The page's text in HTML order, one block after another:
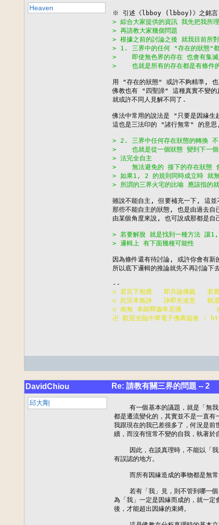
Heaven
> 綜合大家提供的資訊 我先把我所
> 再請教大家幾個問題
> 根據之前的討論之後 就我目前所
> 1. 三界中的任何 "存在的狀態"都
>    即使無色界的存在 也會有集滅
>    也就是所有的存在都是有條件
用 "存在的狀態" 或許不夠精準, 也
佛教也有 "四聖諦" 這種真實不變
就或許不同人見解不同了.
佛法中常用的說法是 "只要是因緣
這也是三法印的 "諸行無常" 的意
> 2. 三界中任何存在狀態的轉換 不
>    也就是從一個狀態 變到下一個
> 法完全自主
>    無法避免的 接下的存在狀態
> 如果1, 2 的規則同時成立時 就無
> 所謂的三界火宅的比喻 應該指的
雖說不能自主, 但要補充一下, 這並
那些不能自主的狀態, 也是由過去自
由某個角度來說, 也可說成那都是自
> 若要解脫 就是找到一種方法 讓
> 邏輯上 有下面幾種可能性
因為條件還有待討論, 或許你會有新
所以底下邏輯的推論就先不再討論
◇ 若言下相應   即共論佛義   若
◇ 此宗本無諍   諍即失道意   執
◇ 南無 本師釋迦牟尼佛         南
卍 歡迎光臨中華電子佛典協會
DavidChiou Re: 請教有關三界的問題 -- 2
邱大剛
有一個基本的議題，就是「無
都是遷流變化的，其實並不是一直有
我跟現在的我已差很多了，何況是前
續，而沒有恆常不變的自我，執著於
因此，在談真理時，不能以「
有誤認的地方。
而所有因緣造成的事物都是無
若有「我」見，則不管到哪一
為「我」一定是因緣而成的，就一定
後，才能超出因緣的束縛。